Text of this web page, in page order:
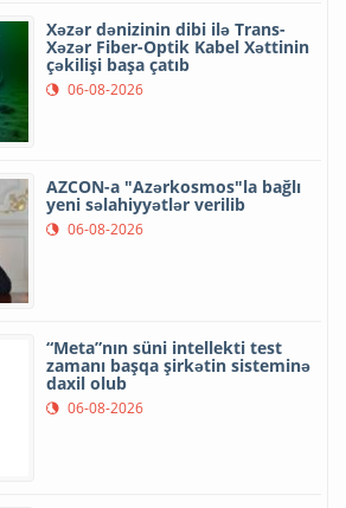
Xəzər dənizinin dibi ilə Trans-
Xəzər Fiber-Optik Kabel Xəttinin
çəkilişi başa çatıb
06-08-2026
AZCON-a "Azərkosmos"la bağlı
yeni səlahiyyətlər verilib
06-08-2026
“Meta”nın süni intellekti test
zamanı başqa şirkətin sisteminə
daxil olub
06-08-2026